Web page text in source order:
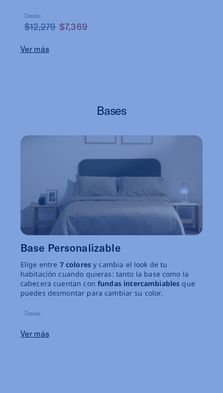
Desde:
$12,279 $7,369
Ver más
Bases
Base Personalizable
Elige entre 7 colores y cambia el look de tu
habitación cuando quieras: tanto la base como la
cabecera cuentan con fundas intercambiables que
puedes desmontar para cambiar su color.
Desde:
Ver más